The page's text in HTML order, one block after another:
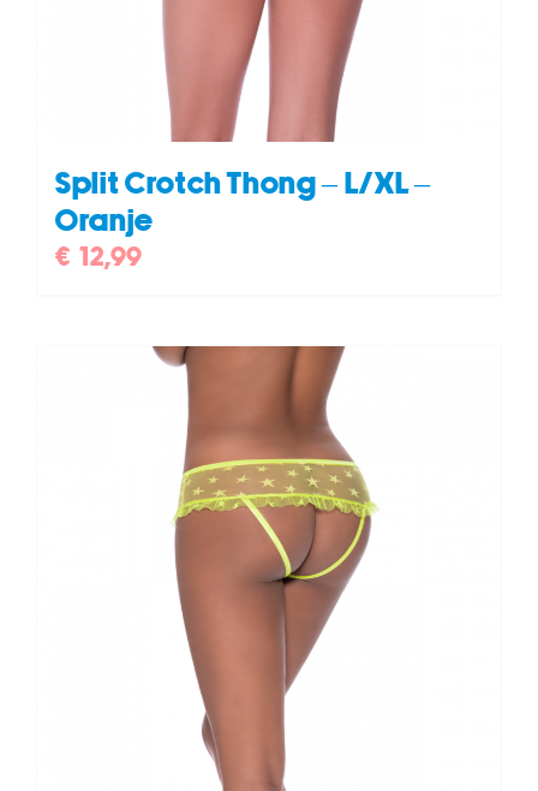
Split Crotch Thong – L/XL –
Oranje
€ 12,99